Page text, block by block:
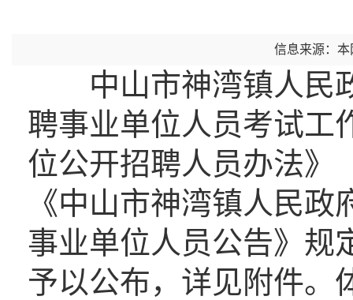
信息来源：本
中山市神湾镇人民政
聘事业单位人员考试工
位公开招聘人员办法》
《中山市神湾镇人民
事业单位人员公告》规
予以公布，详见附件。